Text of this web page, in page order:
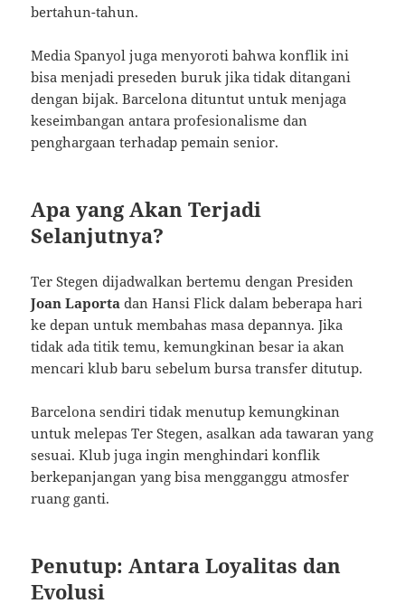
bertahun-tahun.
Media Spanyol juga menyoroti bahwa konflik ini
bisa menjadi preseden buruk jika tidak ditangani
dengan bijak. Barcelona dituntut untuk menjaga
keseimbangan antara profesionalisme dan
penghargaan terhadap pemain senior.
Apa yang Akan Terjadi
Selanjutnya?
Ter Stegen dijadwalkan bertemu dengan Presiden
Joan Laporta dan Hansi Flick dalam beberapa hari
ke depan untuk membahas masa depannya. Jika
tidak ada titik temu, kemungkinan besar ia akan
mencari klub baru sebelum bursa transfer ditutup.
Barcelona sendiri tidak menutup kemungkinan
untuk melepas Ter Stegen, asalkan ada tawaran yang
sesuai. Klub juga ingin menghindari konflik
berkepanjangan yang bisa mengganggu atmosfer
ruang ganti.
Penutup: Antara Loyalitas dan
Evolusi